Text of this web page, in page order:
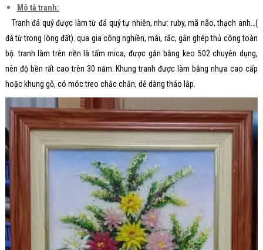
Mô tả tranh:
Tranh đá quý được làm từ đá quý tự nhiên, như: ruby, mã não, thạch anh…(
đá từ trong lòng đất). qua gia công nghiền, mài, rắc, gắn ghép thủ công toàn
bộ. tranh làm trên nền là tấm mica, được gắn bằng keo 502 chuyên dụng,
nên độ bền rất cao trên 30 năm. Khung tranh được làm bằng nhựa cao cấp
hoặc khung gỗ, có móc treo chắc chắn, dễ dàng tháo lắp.